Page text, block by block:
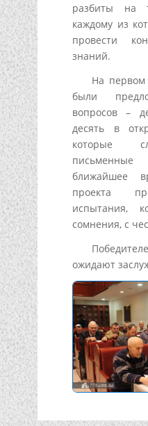
разбиты на
каждому из
провести
знаний.
На первом
были
вопросов –
десять в
которые
ближайшее
проекта
испытания,
сомнения, с
ожидают